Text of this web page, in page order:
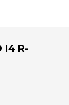
I4 R-